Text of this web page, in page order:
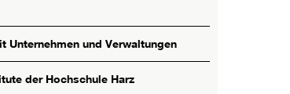
Unternehmen und Verwaltungen
der Hochschule Harz